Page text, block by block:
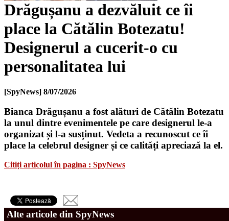
Drăgușanu a dezvăluit ce îi
place la Cătălin Botezatu!
Designerul a cucerit-o cu
personalitatea lui
[SpyNews] 8/07/2026
Bianca Drăgușanu a fost alături de Cătălin Botezatu
la unul dintre evenimentele pe care designerul le-a
organizat și l-a susținut. Vedeta a recunoscut ce îi
place la celebrul designer și ce calități apreciază la el.
Citiți articolul în pagina : SpyNews
Alte articole din SpyNews